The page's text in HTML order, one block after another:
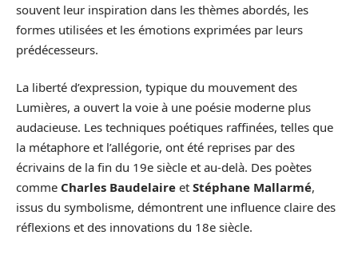
souvent leur inspiration dans les thèmes abordés, les
formes utilisées et les émotions exprimées par leurs
prédécesseurs.
La liberté d’expression, typique du mouvement des
Lumières, a ouvert la voie à une poésie moderne plus
audacieuse. Les techniques poétiques raffinées, telles que
la métaphore et l’allégorie, ont été reprises par des
écrivains de la fin du 19e siècle et au-delà. Des poètes
comme Charles Baudelaire et Stéphane Mallarmé,
issus du symbolisme, démontrent une influence claire des
réflexions et des innovations du 18e siècle.